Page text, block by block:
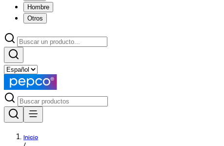
Hombre
Otros
Inicio
/